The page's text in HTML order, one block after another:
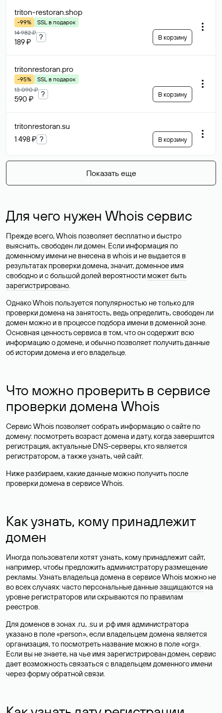
triton-restoran.shop
-99%
SSL в подарок
14 982 ₽
189 ₽
? В корзину
tritonrestoran.pro
-95%
SSL в подарок
13 090 ₽
590 ₽
? В корзину
tritonrestoran.su
1 498 ₽ ? В корзину
Показать еще
Для чего нужен Whois сервис
Прежде всего, Whois позволяет бесплатно и быстро
выяснить, свободен ли домен. Если информация по
доменному имени не внесена в whois и не выдается в
результатах проверки домена, значит, доменное имя
свободно и с большой долей вероятности может быть
зарегистрировано.
Однако Whois пользуется популярностью не только для
проверки домена на занятость, ведь определить, свободен ли
домен можно и в процессе подбора имени в доменной зоне.
Основная ценность сервиса в том, что он содержит всю
информацию о домене, и обычно позволяет получить данные
об истории домена и его владельце.
Что можно проверить в сервисе
проверки домена Whois
Сервис Whois позволяет собрать информацию о сайте по
домену: посмотреть возраст домена и дату, когда завершится
регистрация, актуальные DNS-серверы, кто является
регистратором, а также узнать, чей сайт.
Ниже разбираем, какие данные можно получить после
проверки домена в сервисе Whois.
Как узнать, кому принадлежит
домен
Иногда пользователи хотят узнать, кому принадлежит сайт,
например, чтобы предложить администратору размещение
рекламы. Узнать владельца домена в сервисе Whois можно не
во всех случаях: часто персональные данныезащищаются на
уровне регистраторов или скрываются по правилам
реестров.
Для доменов в зонах .ru, .su и .рф имя администратора
указано в поле «person», если владельцем домена является
организация, то посмотреть название можно в поле «org».
Если вы не знаете, на чье имя зарегистрирован домен, сервис
дает возможность связаться с владельцем доменного имени
через форму обратной связи.